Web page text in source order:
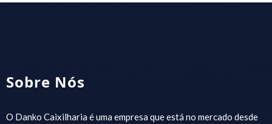
Sobre Nós
O Danko Caixilharia é uma empresa que está no mercado desde